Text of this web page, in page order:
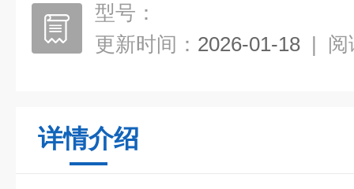
型号：
更新时间： 2026-01-18 | 阅
详情介绍